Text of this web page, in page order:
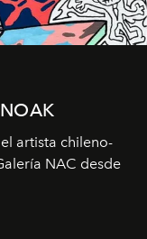
artista chileno-
NAC desde